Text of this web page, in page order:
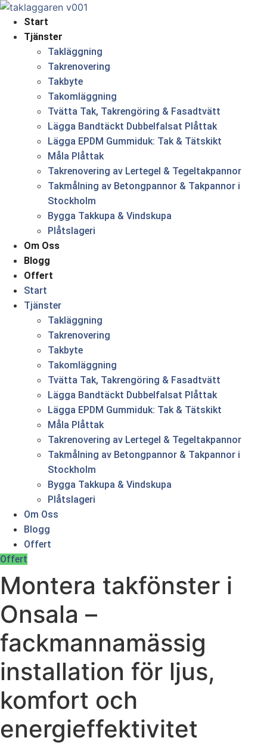
Skip
content
Start
Tjänster
Takläggning
Takrenovering
Takbyte
Takomläggning
Tvätta Tak, Takrengöring & Fasadtvätt
Lägga Bandtäckt Dubbelfalsat Plåttak
Lägga EPDM Gummiduk: Tak & Tätskikt
Måla Plåttak
Takrenovering av Lertegel & Tegeltakpannor
Takmålning av Betongpannor & Takpannor i
Stockholm
Bygga Takkupa & Vindskupa
Plåtslageri
Om Oss
Blogg
Offert
Start
Tjänster
Takläggning
Takrenovering
Takbyte
Takomläggning
Tvätta Tak, Takrengöring & Fasadtvätt
Lägga Bandtäckt Dubbelfalsat Plåttak
Lägga EPDM Gummiduk: Tak & Tätskikt
Måla Plåttak
Takrenovering av Lertegel & Tegeltakpannor
Takmålning av Betongpannor & Takpannor i
Stockholm
Bygga Takkupa & Vindskupa
Plåtslageri
Om Oss
Blogg
Offert
Offert
Montera takfönster i
Onsala –
fackmannamässig
installation för ljus,
komfort och
energieffektivitet